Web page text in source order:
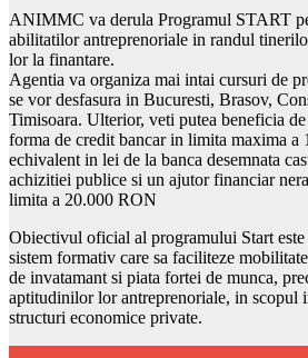
ANIMMC va derula Programul START
abilitatilor antreprenoriale in randul
lor la finantare.
Agentia va organiza mai intai cursuri de
se vor desfasura in Bucuresti, Brasov,
Timisoara. Ulterior, veti putea beneficia
forma de credit bancar in limita maxima a
echivalent in lei de la banca desemnata
achizitiei publice si un ajutor financiar
limita a 20.000 RON
Obiectivul oficial al programului Start este
sistem formativ care sa faciliteze
de invatamant si piata fortei de munca,
aptitudinilor lor antreprenoriale, in scopul
structuri economice private.